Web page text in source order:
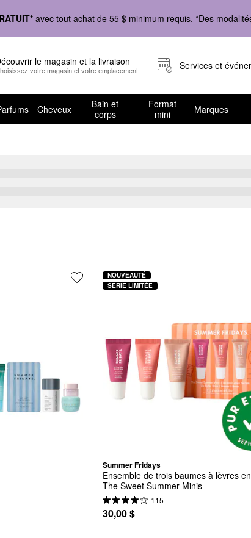
avec tout achat de 55 $ minimum requis. *Des
le magasin et la livraison
votre magasin et votre emplacement Services et
Cheveux
Bain et
corps
Format
mini
Marques
Summer Fridays
Ensemble de trois baumes à lèvres
The Sweet Summer Minis
115
30,00 $
NOUVEAUTÉ
SÉRIE LIMITÉE